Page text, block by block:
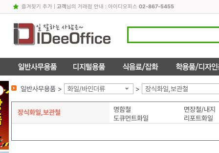
즐겨찾기 추가| 고객님의 거래점 안내 : 아이디오피스 02-867-5455
일반사무용품 > 화일/바인더류 > 장식화일,보관철
장식화일,보관철 명함철
면장철/내지
도큐먼트화일
리포트화일